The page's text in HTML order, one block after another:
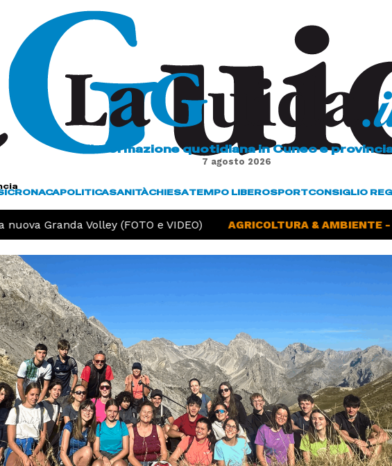
L'informazione quotidiana in Cuneo e
7 agosto 2026
CRONACAPOLITICASANITÀCHIESATEMPO LIBEROSPORTCONSIGLIO
Granda Volley (FOTO e VIDEO) AGRICOLTURA & AMBIENTE -